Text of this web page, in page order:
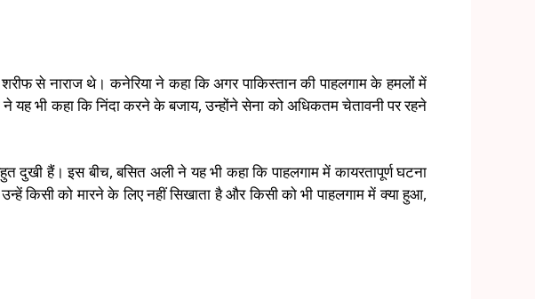
से नाराज थे। कनेरिया ने कहा कि अगर पाकिस्तान की पाहलगाम के हमलों में
यह भी कहा कि निंदा करने के बजाय, उन्होंने सेना को अधिकतम चेतावनी पर रहने
दुखी हैं। इस बीच, बसित अली ने यह भी कहा कि पाहलगाम में कायरतापूर्ण घटना
किसी को मारने के लिए नहीं सिखाता है और किसी को भी पाहलगाम में क्या हुआ,